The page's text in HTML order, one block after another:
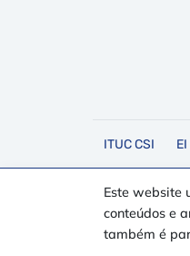
ITUC CSI
Copyright ©
Developed by
Este website
conteúdos e
também é